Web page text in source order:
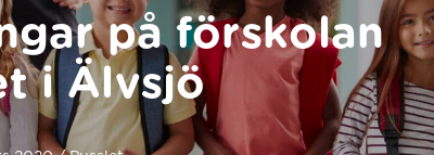
på förskolan
i Älvsjö